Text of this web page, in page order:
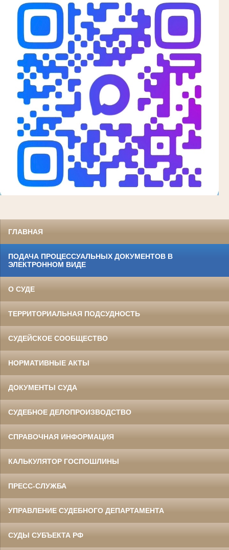
ГЛАВНАЯ
ПОДАЧА ПРОЦЕССУАЛЬНЫХ ДОКУМЕНТОВ В
ЭЛЕКТРОННОМ ВИДЕ
О СУДЕ
ТЕРРИТОРИАЛЬНАЯ ПОДСУДНОСТЬ
СУДЕЙСКОЕ СООБЩЕСТВО
НОРМАТИВНЫЕ АКТЫ
ДОКУМЕНТЫ СУДА
СУДЕБНОЕ ДЕЛОПРОИЗВОДСТВО
СПРАВОЧНАЯ ИНФОРМАЦИЯ
КАЛЬКУЛЯТОР ГОСПОШЛИНЫ
ПРЕСС-СЛУЖБА
УПРАВЛЕНИЕ СУДЕБНОГО ДЕПАРТАМЕНТА
СУДЫ СУБЪЕКТА РФ